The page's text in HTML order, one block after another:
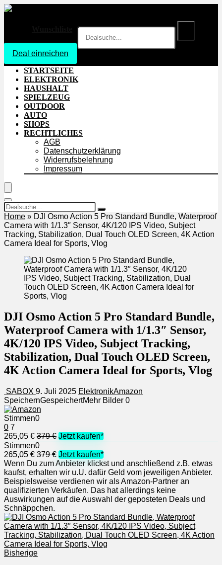
Deal einreichen
STARTSEITE
ELEKTRONIK
HAUSHALT
SPIELZEUG
OUTDOOR
AUTO
SHOPS
RECHTLICHES
AGB
Datenschutzerklärung
Widerrufsbelehrung
Impressum
Home » DJI Osmo Action 5 Pro Standard Bundle, Waterproof
Camera with 1/1.3″ Sensor, 4K/120 IPS Video, Subject
Tracking, Stabilization, Dual Touch OLED Screen, 4K Action
Camera Ideal for Sports, Vlog
DJI Osmo Action 5 Pro Standard Bundle,
Waterproof Camera with 1/1.3″ Sensor,
4K/120 IPS Video, Subject Tracking,
Stabilization, Dual Touch OLED Screen,
4K Action Camera Ideal for Sports, Vlog
SABOX 9. Juli 2025 ElektronikAmazon
SpeichernGespeichertMehr Bilder 0
Stimmen0
0 7
265,05 € 379 € Jetzt kaufen*
Stimmen0
265,05 € 379 € Jetzt kaufen*
Wenn Du zum Anbieter klickst und anschließend z.B. etwas
kaufst, erhalten wir u.U. dafür Geld vom jeweiligen Anbieter.
Beispielsweise verdienen wir als Amazon-Partner an
qualifizierten Verkäufen. Das hat allerdings keine
Auswirkungen auf die Auswahl der geposteten Deals und
Schnäppchen.
Bisherige